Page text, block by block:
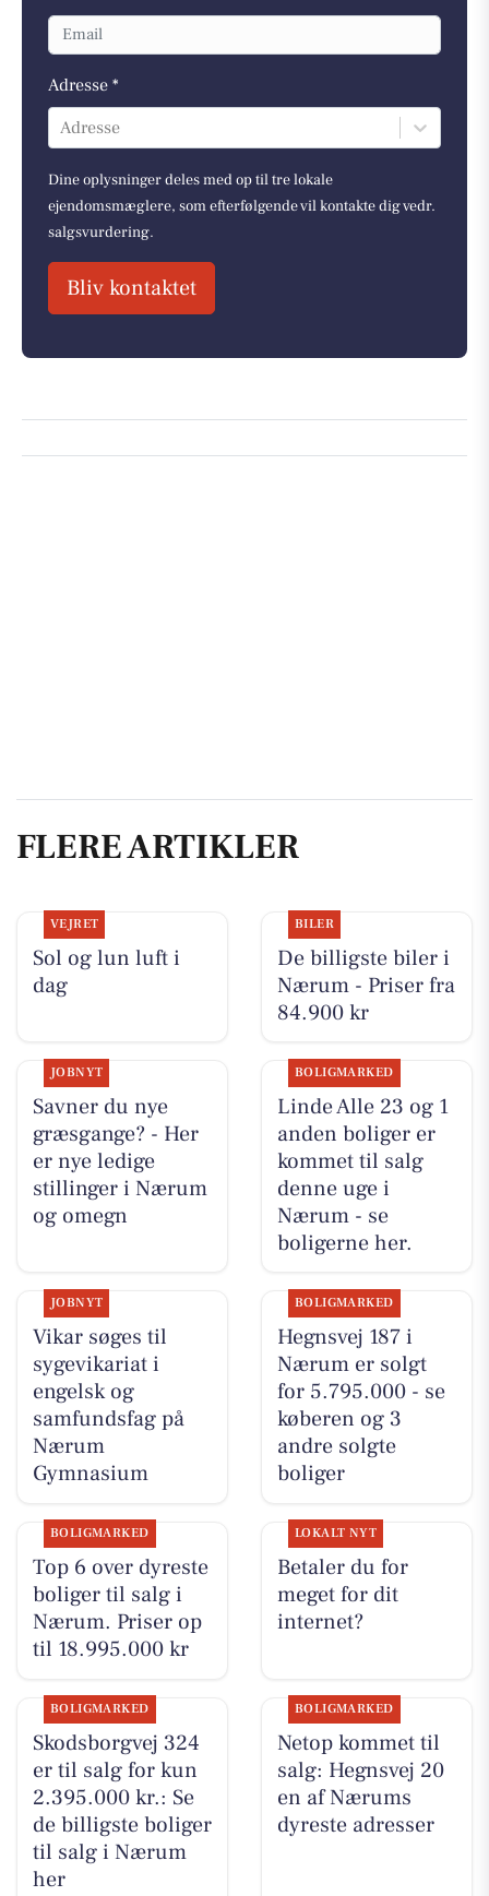
Adresse *
Adresse
Dine oplysninger deles med op til tre lokale
ejendomsmæglere, som efterfølgende vil kontakte dig vedr.
salgsvurdering.
Bliv kontaktet
FLERE ARTIKLER
VEJRET
Sol og lun luft i
dag
BILER
De billigste biler i
Nærum - Priser fra
84.900 kr
JOBNYT
Savner du nye
græsgange? - Her
er nye ledige
stillinger i Nærum
og omegn
BOLIGMARKED
Linde Alle 23 og 1
anden boliger er
kommet til salg
denne uge i
Nærum - se
boligerne her.
JOBNYT
Vikar søges til
sygevikariat i
engelsk og
samfundsfag på
Nærum
Gymnasium
BOLIGMARKED
Hegnsvej 187 i
Nærum er solgt
for 5.795.000 - se
køberen og 3
andre solgte
boliger
BOLIGMARKED
Top 6 over dyreste
boliger til salg i
Nærum. Priser op
til 18.995.000 kr
LOKALT NYT
Betaler du for
meget for dit
internet?
BOLIGMARKED
Skodsborgvej 324
er til salg for kun
2.395.000 kr.: Se
de billigste boliger
til salg i Nærum
her
BOLIGMARKED
Netop kommet til
salg: Hegnsvej 20
en af Nærums
dyreste adresser